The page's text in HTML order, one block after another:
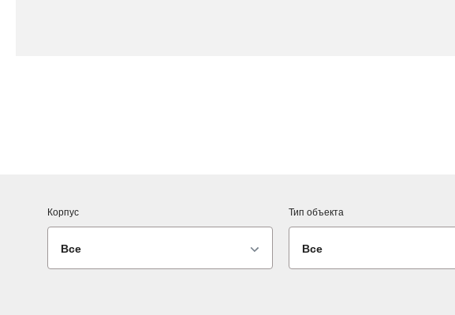
Корпус
Все
Тип объекта
Все